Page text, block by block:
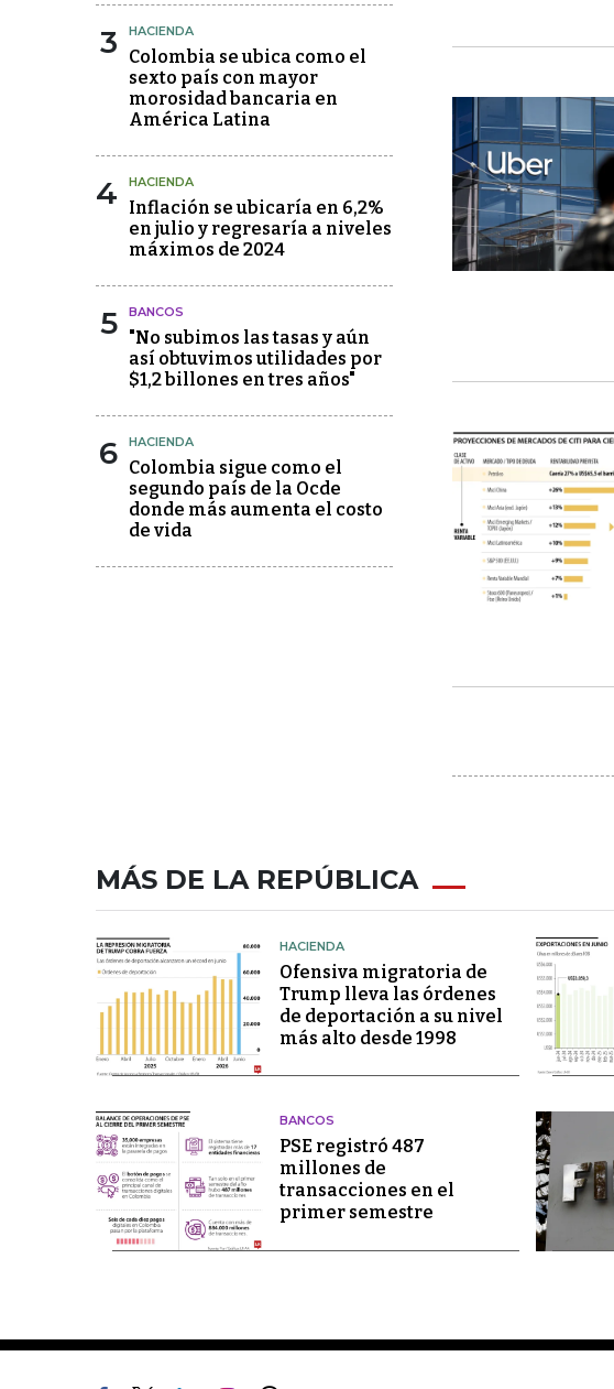
3 HACIENDA
Colombia se ubica como el
sexto país con mayor
morosidad bancaria en
América Latina
4 HACIENDA
Inflación se ubicaría en 6,2%
en julio y regresaría a niveles
máximos de 2024
5 BANCOS
"No subimos las tasas y aún
así obtuvimos utilidades por
$1,2 billones en tres años"
6 HACIENDA
Colombia sigue como el
segundo país de la Ocde
donde más aumenta el costo
de vida
MÁS DE LA REPÚBLICA
HACIENDA
Ofensiva migratoria de
Trump lleva las órdenes
de deportación a su nivel
más alto desde 1998
BANCOS
PSE registró 487
millones de
transacciones en el
primer semestre